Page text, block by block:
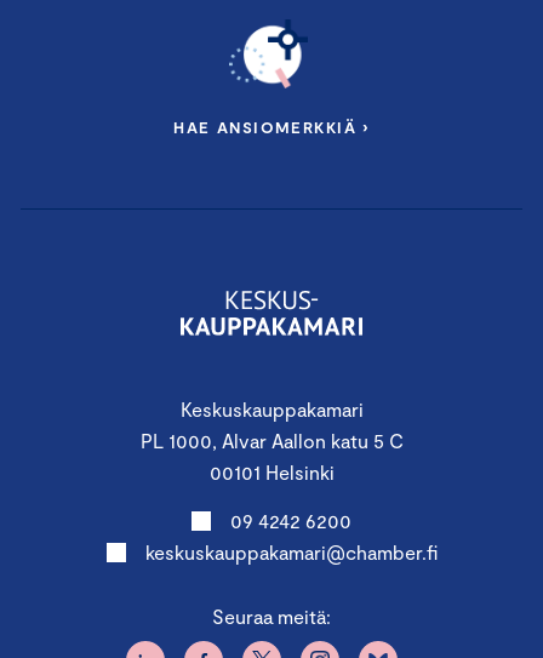
Keskuskauppakamari
PL 1000, Alvar Aallon katu 5 C
00101 Helsinki
09 4242 6200
keskuskauppakamari@chamber.fi
Seuraa meitä:
HAE ANSIOMERKKIÄ ›